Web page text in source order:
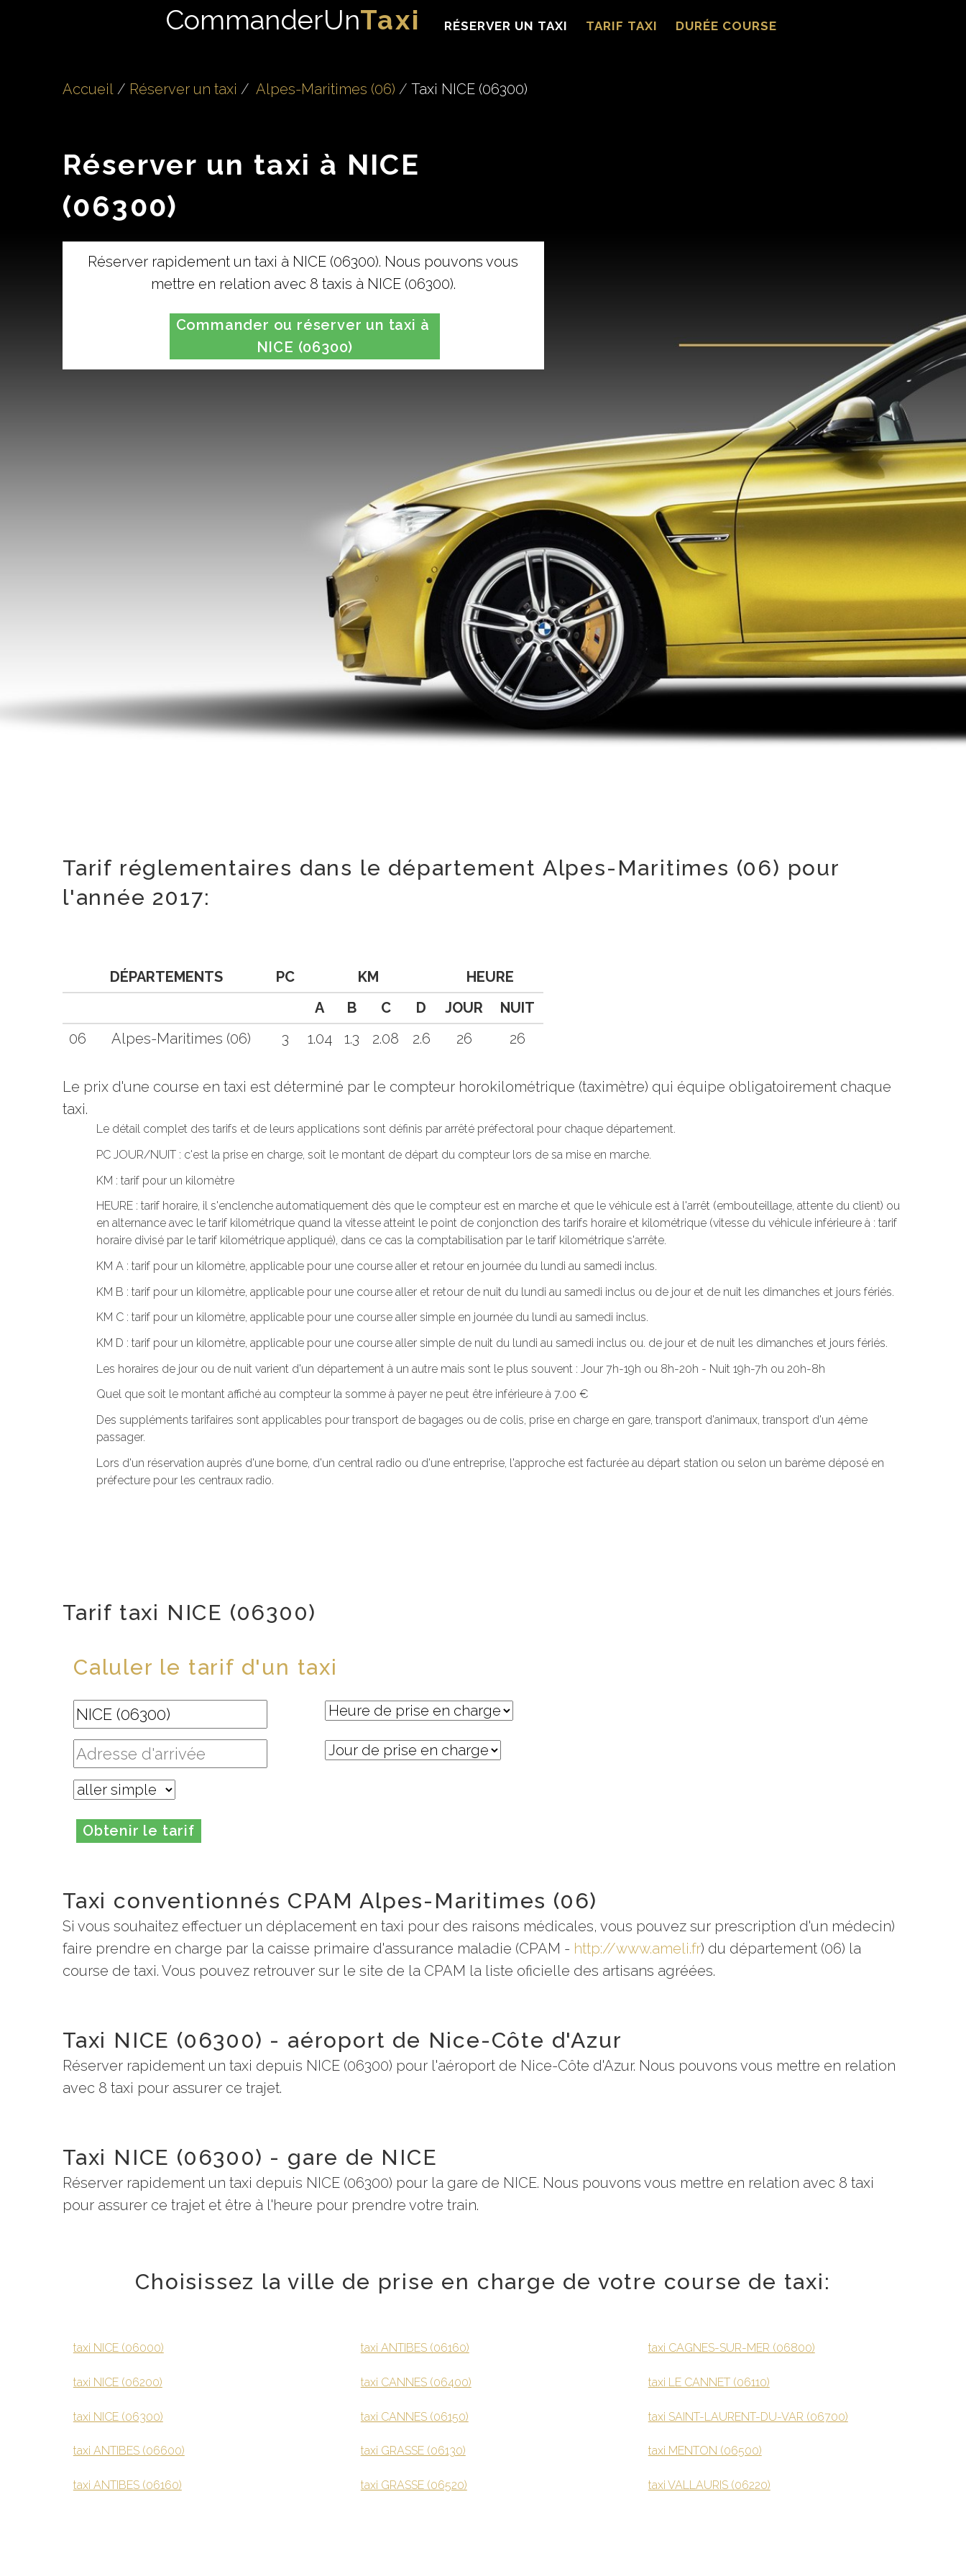
CommanderUnTaxi RÉSERVER UN TAXI TARIF TAXI DURÉE COURSE
Accueil Réserver un taxi Alpes-Maritimes (06) Taxi NICE (06300)
Réserver un taxi à NICE
(06300)
Réserver rapidement un taxi à NICE (06300). Nous pouvons vous
mettre en relation avec 8 taxis à NICE (06300).
Commander ou réserver un taxi à
NICE (06300)
Tarif réglementaires dans le département Alpes-Maritimes (06) pour
l'année 2017:
DÉPARTEMENTS PC KM
HEURE
A
B C D JOUR
NUIT
06
Alpes-Maritimes (06) 3 1.04 1.3 2.08 2.6 26 26
Le prix d'une course en taxi est déterminé par le compteur horokilométrique (taximètre) qui équipe obligatoirement chaque
taxi.
Le détail complet des tarifs et de leurs applications sont définis par arrêté préfectoral pour chaque département.
PC JOUR/NUIT : c'est la prise en charge, soit le montant de départ du compteur lors de sa mise en marche.
KM : tarif pour un kilomètre
HEURE : tarif horaire, il s'enclenche automatiquement dès que le compteur est en marche et que le véhicule est à l'arrêt (embouteillage, attente du client) ou
en alternance avec le tarif kilométrique quand la vitesse atteint le point de conjonction des tarifs horaire et kilométrique (vitesse du véhicule inférieure à : tarif
horaire divisé par le tarif kilométrique appliqué), dans ce cas la comptabilisation par le tarif kilométrique s'arrête.
KM A : tarif pour un kilomètre, applicable pour une course aller et retour en journée du lundi au samedi inclus.
KM B : tarif pour un kilomètre, applicable pour une course aller et retour de nuit du lundi au samedi inclus ou de jour et de nuit les dimanches et jours fériés.
KM C : tarif pour un kilomètre, applicable pour une course aller simple en journée du lundi au samedi inclus.
KM D : tarif pour un kilomètre, applicable pour une course aller simple de nuit du lundi au samedi inclus ou. de jour et de nuit les dimanches et jours fériés.
Les horaires de jour ou de nuit varient d'un département à un autre mais sont le plus souvent : Jour 7h-19h ou 8h-20h - Nuit 19h-7h ou 20h-8h
Quel que soit le montant affiché au compteur la somme à payer ne peut être inférieure à 7.00 €
Des suppléments tarifaires sont applicables pour transport de bagages ou de colis, prise en charge en gare, transport d'animaux, transport d'un 4ème
passager.
Lors d'un réservation auprès d'une borne, d'un central radio ou d'une entreprise, l'approche est facturée au départ station ou selon un barème déposé en
préfecture pour les centraux radio.
Tarif taxi NICE (06300)
Caluler le tarif d'un taxi
Obtenir le tarif
Taxi conventionnés CPAM Alpes-Maritimes (06)
Si vous souhaitez effectuer un déplacement en taxi pour des raisons médicales, vous pouvez sur prescription d'un médecin)
faire prendre en charge par la caisse primaire d'assurance maladie (CPAM - http://www.ameli.fr) du département (06) la
course de taxi. Vous pouvez retrouver sur le site de la CPAM la liste oficielle des artisans agréées.
Taxi NICE (06300) - aéroport de Nice-Côte d'Azur
Réserver rapidement un taxi depuis NICE (06300) pour l'aéroport de Nice-Côte d'Azur. Nous pouvons vous mettre en relation
avec 8 taxi pour assurer ce trajet.
Taxi NICE (06300) - gare de NICE
Réserver rapidement un taxi depuis NICE (06300) pour la gare de NICE. Nous pouvons vous mettre en relation avec 8 taxi
pour assurer ce trajet et être à l'heure pour prendre votre train.
Choisissez la ville de prise en charge de votre course de taxi:
taxi NICE (06000)
taxi NICE (06200)
taxi NICE (06300)
taxi ANTIBES (06600)
taxi ANTIBES (06160)
taxi ANTIBES (06160)
taxi CANNES (06400)
taxi CANNES (06150)
taxi GRASSE (06130)
taxi GRASSE (06520)
taxi CAGNES-SUR-MER (06800)
taxi LE CANNET (06110)
taxi SAINT-LAURENT-DU-VAR (06700)
taxi MENTON (06500)
taxi VALLAURIS (06220)